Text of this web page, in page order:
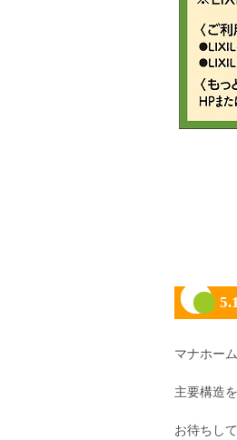
マナホー
主要構造
お待ちし